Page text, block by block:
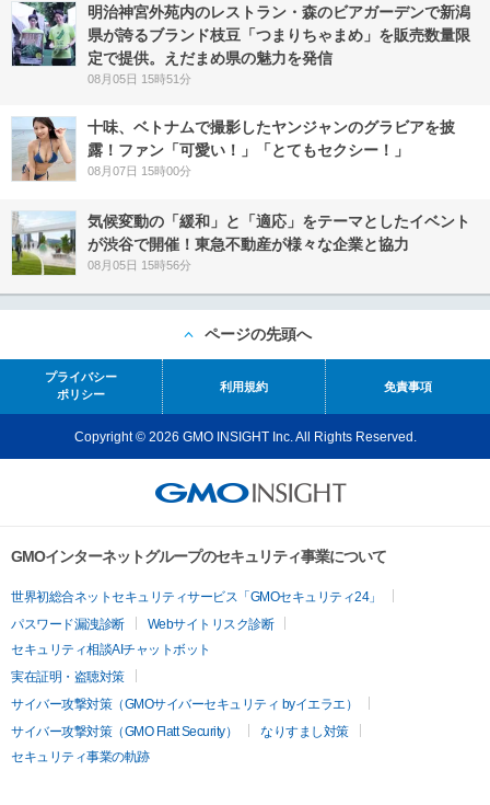
明治神宮外苑内のレストラン・森のビアガーデンで新潟
県が誇るブランド枝豆「つまりちゃまめ」を販売数量限
定で提供。えだまめ県の魅力を発信
08月05日 15時51分
十味、ベトナムで撮影したヤンジャンのグラビアを披
露！ファン「可愛い！」「とてもセクシー！」
08月07日 15時00分
気候変動の「緩和」と「適応」をテーマとしたイベント
が渋谷で開催！東急不動産が様々な企業と協力
08月05日 15時56分
ページの先頭へ
プライバシー
ポリシー
利用規約 免責事項
Copyright © 2026 GMO INSIGHT Inc. All Rights Reserved.
GMOインターネットグループのセキュリティ事業について
世界初総合ネットセキュリティサービス「GMOセキュリティ24」
パスワード漏洩診断
Webサイトリスク診断
セキュリティ相談AIチャットボット
実在証明・盗聴対策
サイバー攻撃対策（GMOサイバーセキュリティ byイエラエ）
サイバー攻撃対策（GMO Flatt Security）
なりすまし対策
セキュリティ事業の軌跡